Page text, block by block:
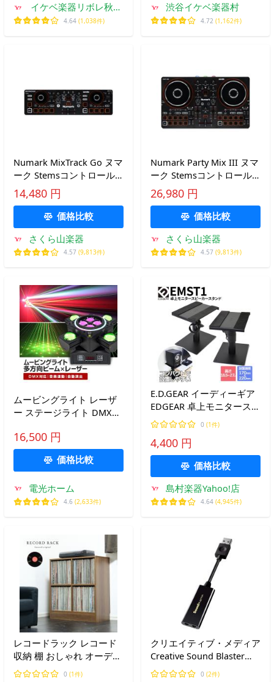
イケベ楽器リボレ秋葉
原店
4.64 (1,038件)
渋谷イケベ楽器村
4.72 (1,162件)
Numark MixTrack Go ヌマ
ーク Stemsコントロール
搭載 ポータブル 2デッキ
DJコントローラー
14,480 円
価格比較
さくら山楽器
4.57 (9,813件)
Numark Party Mix III ヌマ
ーク Stemsコントロール
搭載 内蔵ライトショー搭
載 DJコントローラー
26,980 円
価格比較
さくら山楽器
4.57 (9,813件)
ムービングライト レーザ
ー ステージライト DMX対
LED 360°回転 180°可動 パ
ーティーライト クラブ照
明 舞台照明 電光ホーム
16,500 円
価格比較
電光ホーム
4.6 (2,633件)
E.D.GEAR イーディーギア
EDGEAR 卓上モニタースピ
ーカースタンド ペア
EMST1 コンパクト インシ
ュレーター付き
0 (1件)
4,400 円
価格比較
島村楽器Yahoo!店
4.64 (4,945件)
レコードラック レコード
収納 棚 おしゃれ オーディ
オラック 木製 LP rcr-8273
0 (1件)
クリエイティブ・メディア
Creative Sound Blaster
Play! 3 USB オーディオ イ
0 (2件)